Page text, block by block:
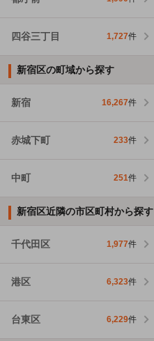
四谷三丁目 1,727件
新宿区の町域から探す
新宿 16,267件
赤城下町 233件
中町 251件
新宿区近隣の市区町村から探す
千代田区 1,977件
港区 6,323件
台東区 6,229件